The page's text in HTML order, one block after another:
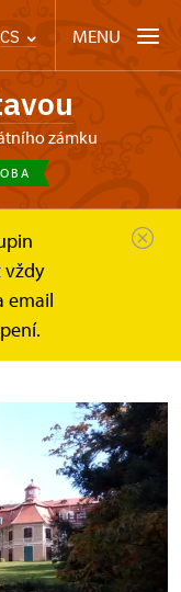
CS MENU
zámku
vždy
email
a park